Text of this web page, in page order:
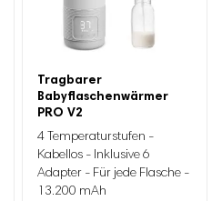
Tragbarer
Babyflaschenwärmer
PRO V2
4 Temperaturstufen -
Kabellos - Inklusive 6
Adapter - Für jede Flasche -
13.200 mAh
Ursprünglicher
Preis
war:
99.95
Aktueller
Preis
ist:
59.95.